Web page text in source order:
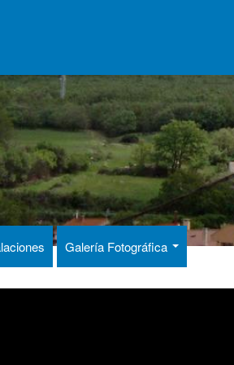
Galería Fotográfica